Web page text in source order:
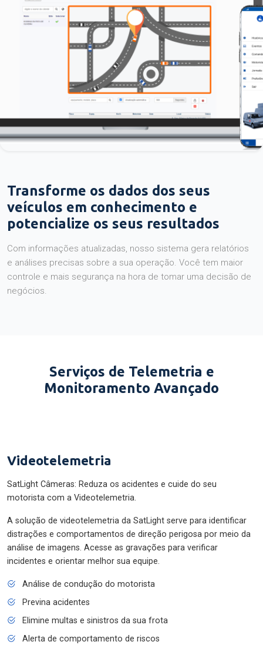
Transforme os dados dos seus
veículos em conhecimento e
potencialize os seus resultados
Com informações atualizadas, nosso sistema gera relatórios
e análises precisas sobre a sua operação. Você tem maior
controle e mais segurança na hora de tomar uma decisão de
negócios.
Serviços de Telemetria e
Monitoramento Avançado
Videotelemetria
SatLight Câmeras: Reduza os acidentes e cuide do seu
motorista com a Videotelemetria.
A solução de videotelemetria da SatLight serve para identificar
distrações e comportamentos de direção perigosa por meio da
análise de imagens. Acesse as gravações para verificar
incidentes e orientar melhor sua equipe.
Análise de condução do motorista
Previna acidentes
Elimine multas e sinistros da sua frota
Alerta de comportamento de riscos